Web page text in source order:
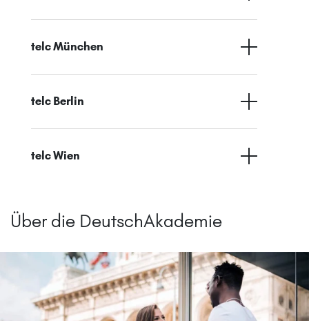
telc München
telc Berlin
telc Wien
Über die DeutschAkademie